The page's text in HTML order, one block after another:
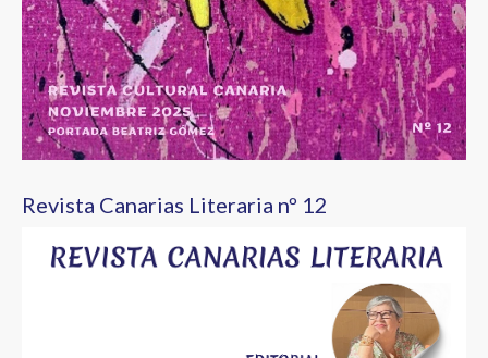
Revista Canarias Literaria nº 12